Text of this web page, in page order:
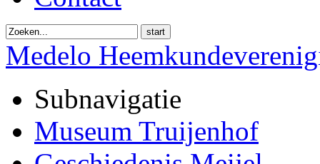
start
Medelo
Subnavigatie
Museum Truijenhof